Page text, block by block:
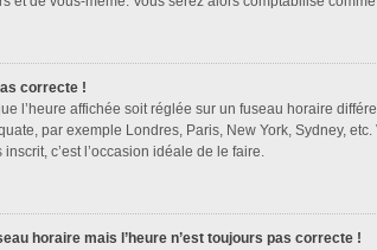
correcte !
l’heure affichée soit réglée sur un fuseau horaire
par exemple Londres, Paris, New York, Sydney,
inscrit, c’est l’occasion idéale de le faire.
horaire mais l’heure n’est toujours pas correcte !